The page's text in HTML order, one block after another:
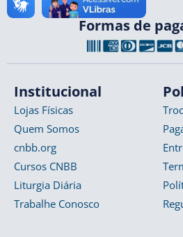
Formas de
Institucional
Lojas Físicas
Quem Somos
cnbb.org
Cursos CNBB
Liturgia Diária
Trabalhe Conosco